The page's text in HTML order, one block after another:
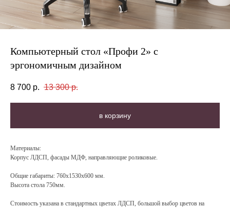
Компьютерный стол «Профи 2» с
эргономичным дизайном
8 700 р. 13 300 р.
в корзину
Материалы:
Корпус ЛДСП, фасады МДФ, направляющие роликовые.
Общие габариты: 760х1530х600 мм.
Высота стола 750мм.
Стоимость указана в стандартных цветах ЛДСП, большой выбор цветов на